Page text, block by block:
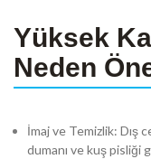
Yüksek
Neden
İmaj ve Temizlik: Dış
dumanı ve kuş pisliği